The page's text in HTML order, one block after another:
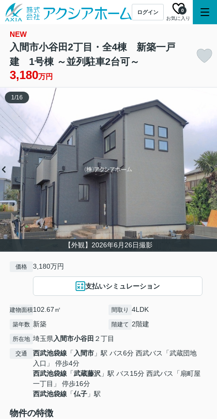
ログイン
お気に入り
0
NEW
入間市小谷田2丁目・全4棟 新築一戸
建 1号棟 ～並列駐車2台可～
3,180万円
【外観】2026年6月26日撮影
1/16
価格 3,180万円
支払いシミュレーション
建物面積102.67㎡ 間取り 4LDK
築年数 新築 階建て 2階建
所在地 埼玉県入間市小谷田 ２丁目
交通 西武池袋線 「入間市 」駅 バス6分 西武バス「武蔵団地
入口」 停歩4分
西武池袋線 「武蔵藤沢 」駅 バス15分 西武バス「扇町屋
一丁目」 停歩16分
西武池袋線 「仏子 」駅
物件の特徴